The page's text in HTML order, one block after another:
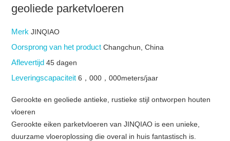
geoliede parketvloeren
MerkJINQIAO
Oorsprong van het productChangchun, China
Aflevertijd45 dagen
Leveringscapaciteit6，000，000meters/jaar
Gerookte en geoliede antieke, rustieke stijl ontworpen houten
vloeren
Gerookte eiken parketvloeren van JINQIAO is een unieke,
duurzame vloeroplossing die overal in huis fantastisch is.